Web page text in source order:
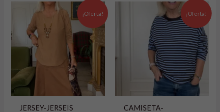
¡Oferta!
JERSEY-JERSEIS
El
precio
original
era:
19,99 €.
precio
actual
es:
14,99 €.
¡Oferta!
CAMISETA-
precio
original
era:
19,99 €.
El
precio
actual
es:
13,99 €.